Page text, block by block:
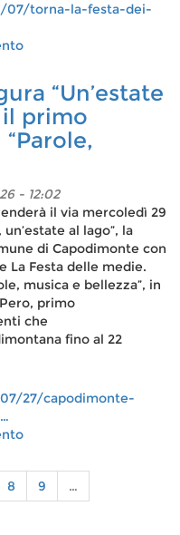
07/torna-la-festa-dei-
“Un’estate
il primo
- 12:02
il via mercoledì 29
al lago”, la
di Capodimonte con
La Festa delle medie.
musica e bellezza”, in
primo
che
fino al 22
27/capodimonte-
8 9
…